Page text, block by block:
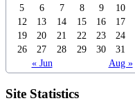
« Jun Aug »
5
6 7 8 9 10
12
13 14 15 16 17
19
20 21 22 23 24
26
27 28 29 30 31
Site Statistics